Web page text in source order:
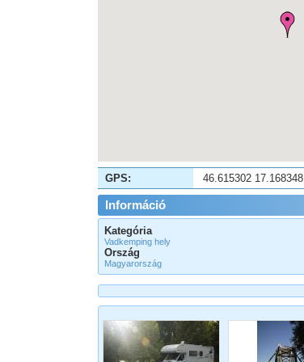
GPS: 46.615302 17.168348
Információ
Kategória
Vadkemping hely
Ország
Magyarország